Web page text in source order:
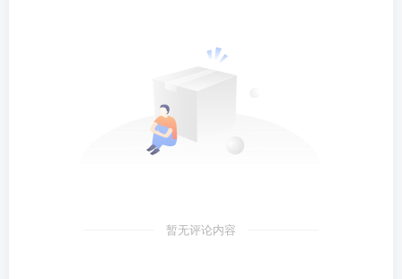
暂无评论内容